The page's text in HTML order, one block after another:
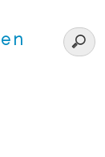
en